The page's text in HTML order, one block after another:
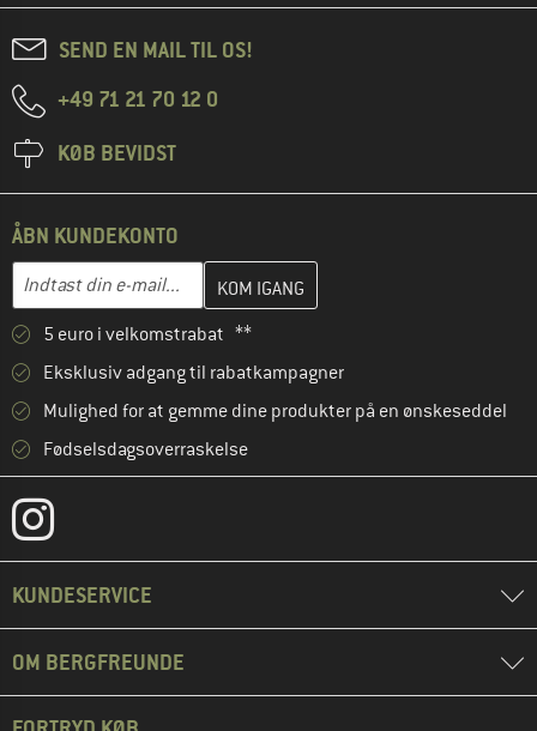
SEND EN MAIL TIL OS!
+49 71 21 70 12 0
KØB BEVIDST
ÅBN KUNDEKONTO
E-mail-adresse
Indtast din e-mailadresse her, og opret i næste trin din
5 euro i velkomstrabat **
Eksklusiv adgang til rabatkampagner
Mulighed for at gemme dine produkter på en ønskeseddel
Fødselsdagsoverraskelse
KUNDESERVICE
OM BERGFREUNDE